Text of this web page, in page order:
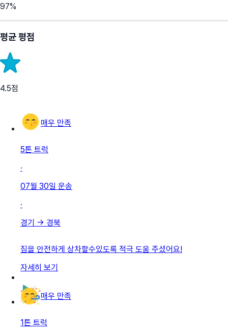
97%
평균 평점
4.5점
매우 만족
5톤 트럭
·
07월 30일 운송
·
경기 → 경북
짐을 안전하게 상차할수있도록 적극 도움 주셨어요!
자세히 보기
매우 만족
1톤 트럭